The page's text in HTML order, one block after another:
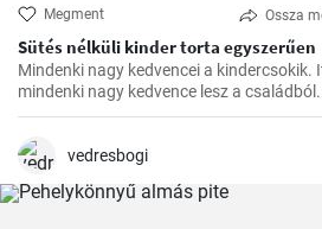
Megment Ossza
Sütés nélküli kinder torta egyszerűen
Mindenki nagy kedvencei a
mindenki nagy kedvence lesz a családból.
vedresbogi